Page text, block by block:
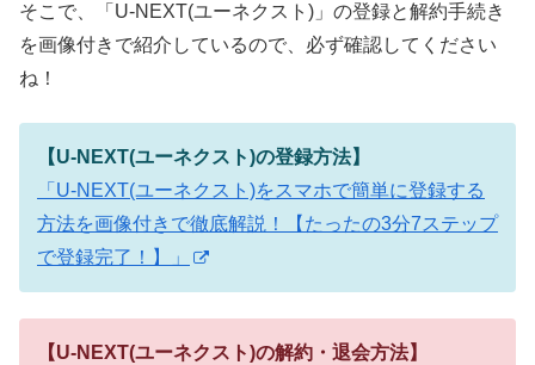
そこで、「U-NEXT(ユーネクスト)」の登録と解約手続き
を画像付きで紹介しているので、必ず確認してください
ね！
【U-NEXT(ユーネクスト)の登録方法】
「U-NEXT(ユーネクスト)をスマホで簡単に登録する
方法を画像付きで徹底解説！【たったの3分7ステップ
で登録完了！】」
【U-NEXT(ユーネクスト)の解約・退会方法】